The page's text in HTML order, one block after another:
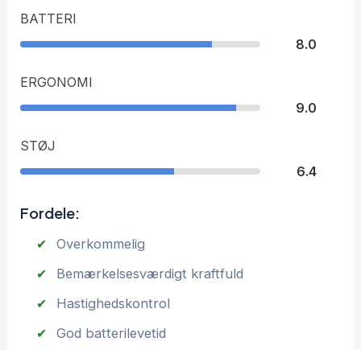
BATTERI
8.0
ERGONOMI
9.0
STØJ
6.4
Fordele:
Overkommelig
Bemærkelsesværdigt kraftfuld
Hastighedskontrol
God batterilevetid